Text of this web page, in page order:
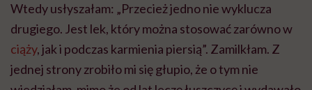
Wtedy usłyszałam: „Przecież jedno nie wyklucza
drugiego. Jest lek, który można stosować zarówno w
ciąży, jak i podczas karmienia piersią”. Zamilkłam. Z
jednej strony zrobiło mi się głupio, że o tym nie